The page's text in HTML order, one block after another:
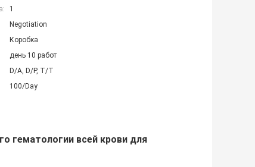
1
Negotiation
Коробка
день 10 работ
D/A, D/P, T/T
100/Day
гематологии всей крови для